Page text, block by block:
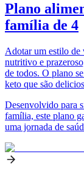
Plano
família de 4
Adotar um estilo de
nutritivo e
de todos. O plano
keto que são
Desenvolvido para
família, este plano
uma jornada de